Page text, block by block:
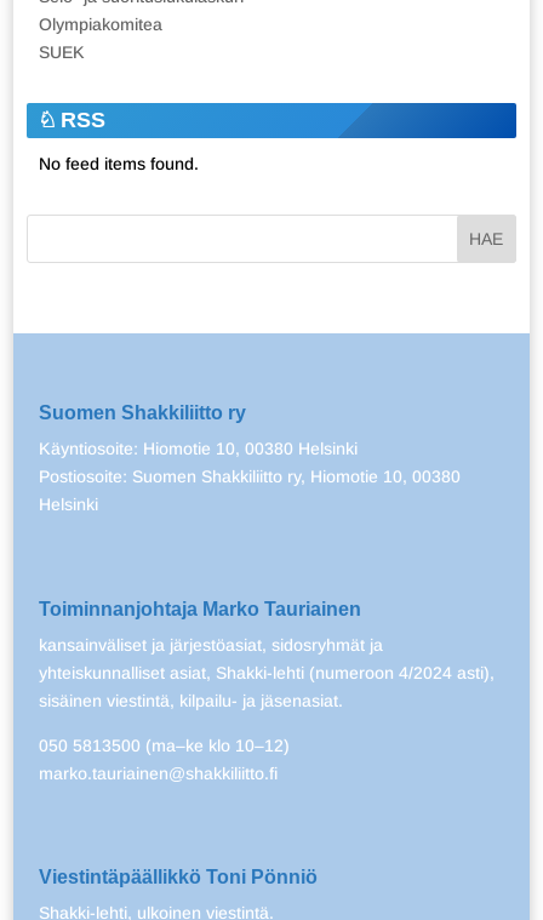
Olympiakomitea
SUEK
RSS
No feed items found.
Suomen Shakkiliitto ry
Käyntiosoite: Hiomotie 10, 00380 Helsinki
Postiosoite: Suomen Shakkiliitto ry, Hiomotie 10, 00380
Helsinki
Toiminnanjohtaja Marko Tauriainen
kansainväliset ja järjestöasiat, sidosryhmät ja
yhteiskunnalliset asiat, Shakki-lehti (numeroon 4/2024 asti),
sisäinen viestintä, kilpailu- ja jäsenasiat.
050 5813500 (ma–ke klo 10–12)
marko.tauriainen@shakkiliitto.fi
Viestintäpäällikkö Toni Pönniö
Shakki-lehti, ulkoinen viestintä.